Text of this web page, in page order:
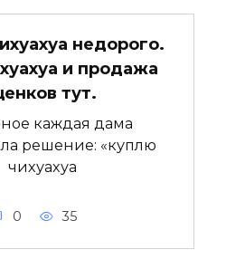
недорого.
и продажа
тут.
каждая дама
решение: «куплю
чихуахуа
0 35